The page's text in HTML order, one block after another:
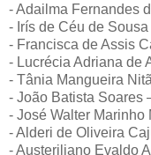
- Adailma Fernandes
- Irís de Céu de
- Francisca de Assis
- Lucrécia Adriana de
- Tânia Mangueira
- João Batista Soares
- José Walter
- Alderi de Oliveira
- Austeriliano Evaldo